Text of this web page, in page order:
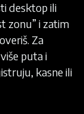
desktop ili
zonu” i zatim
Za
puta i
kasne ili